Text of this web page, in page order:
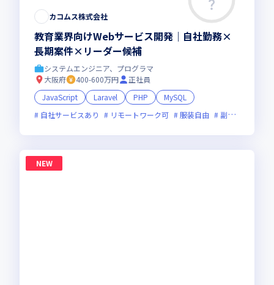
カコムス株式会社
教育業界向けWebサービス開発｜自社勤務×
長期案件×リーダー候補
システムエンジニア、プログラマ
大阪府
400-600万円
正社員
JavaScript
Laravel PHP
MySQL
自社サービスあり
リモートワーク可 服装自由 副業可
NEW